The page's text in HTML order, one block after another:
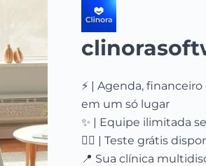
⚡ | Agenda,
em um só lugar
✨ | Equipe ilimitada
👇🏻 | Teste grátis
📍 Sua clínica